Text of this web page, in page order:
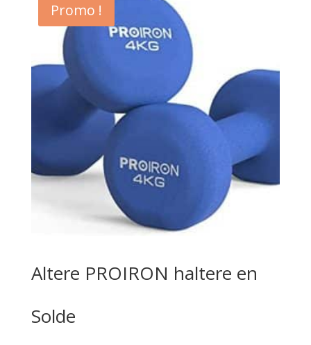
Promo !
Altere PROIRON haltere en
Solde